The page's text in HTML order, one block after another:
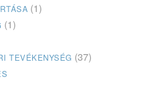
(1)
(1)
TEVÉKENYSÉG (37)